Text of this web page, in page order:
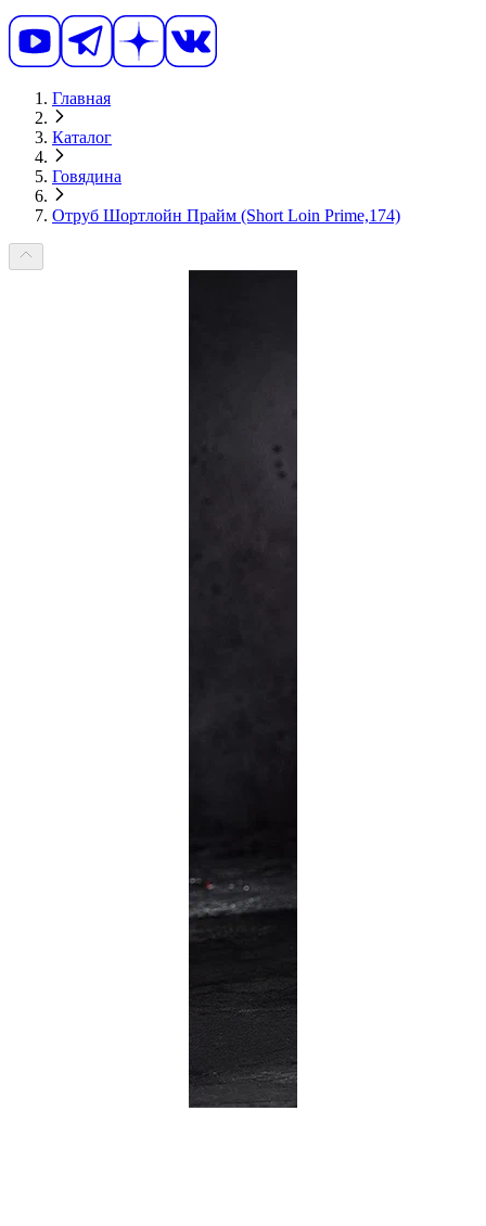
Главная
Каталог
Говядина
Отруб Шортлойн Прайм (Short Loin Prime,174)